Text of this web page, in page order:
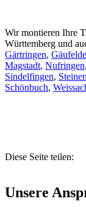
Wir montieren Ihre
Württemberg und
Gärtringen,
Magstadt, Nufringen,
Sindelfingen,
Schönbuch,
Diese Seite teilen:
Unsere